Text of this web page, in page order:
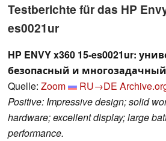
Testberichte für das HP
es0021ur
HP ENVY x360 15-es0021ur:
безопасный и многозадачный
Quelle: Zoom RU→DE
Positive: Impressive design; solid
hardware; excellent display; large
performance.